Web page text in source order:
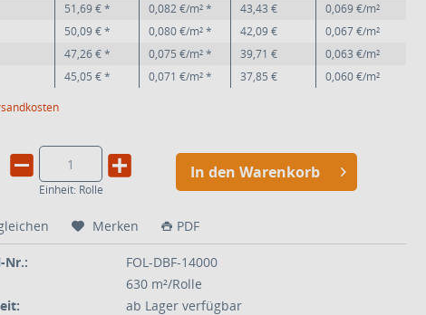
51,69 € * 0,082 €/m² * 43,43 €
0,069 €/m²
50,09 € * 0,080 €/m² * 42,09 €
0,067 €/m²
47,26 € * 0,075 €/m² * 39,71 €
0,063 €/m²
45,05 € * 0,071 €/m² * 37,85 €
0,060 €/m²
Einheit: Rolle
In den Warenkorb
Merken PDF
Nr.:
FOL-DBF-14000
630 m²/Rolle
ab Lager verfügbar